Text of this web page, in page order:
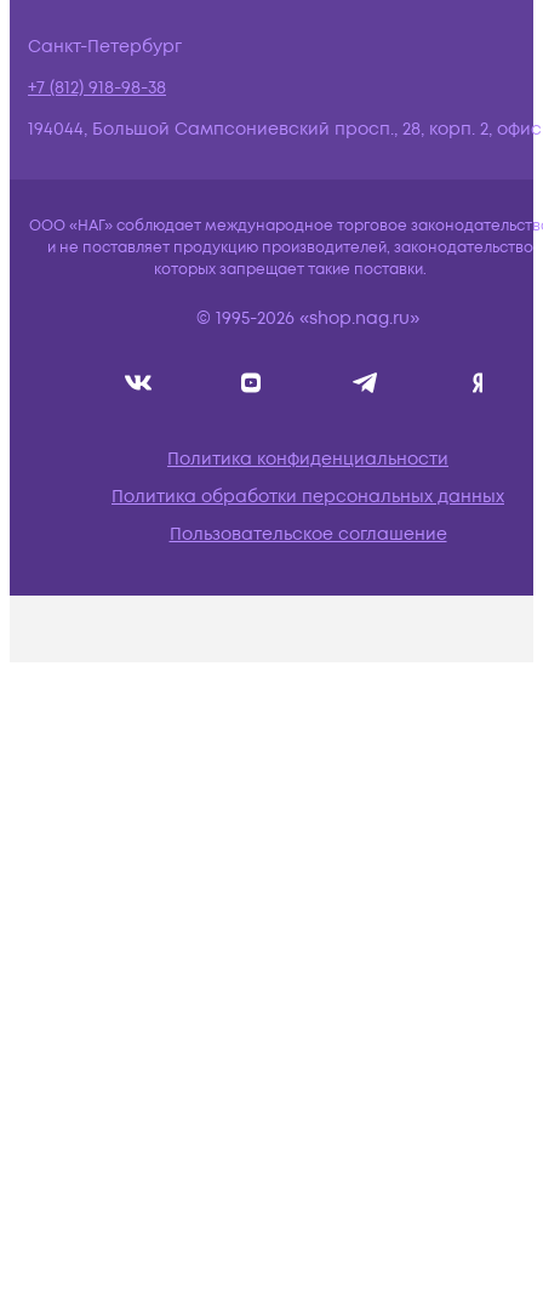
Санкт-Петербург
+7 (812) 918-98-38
194044, Большой Сампсониевский просп., 28, корп. 2,
ООО «НАГ» соблюдает международное торговое
и не поставляет продукцию производителей, законодательство
которых запрещает такие поставки.
© 1995-2026 «shop.nag.ru»
Политика конфиденциальности
Политика обработки персональных данных
Пользовательское соглашение